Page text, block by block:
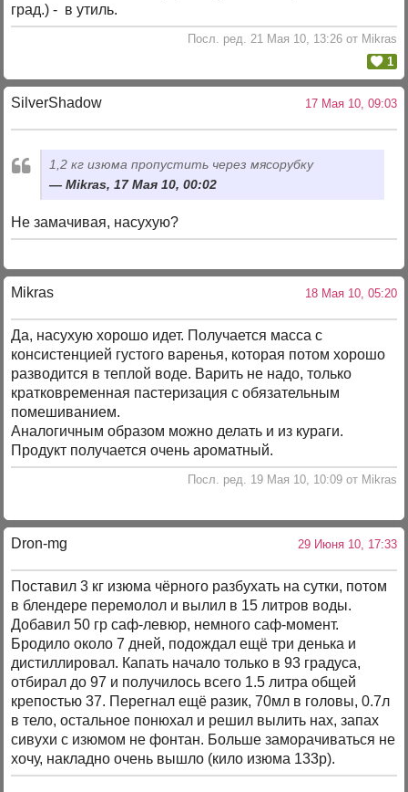
град.) - в утиль.
Посл. ред. 21 Мая 10, 13:26 от Mikras
1
SilverShadow 17 Мая 10, 09:03
1,2 кг изюма пропустить через мясорубку
Mikras, 17 Мая 10, 00:02
Не замачивая, насухую?
Mikras 18 Мая 10, 05:20
Да, насухую хорошо идет. Получается масса с
консистенцией густого варенья, которая потом хорошо
разводится в теплой воде. Варить не надо, только
кратковременная пастеризация с обязательным
помешиванием.
Аналогичным образом можно делать и из кураги.
Продукт получается очень ароматный.
Посл. ред. 19 Мая 10, 10:09 от Mikras
Dron-mg 29 Июня 10, 17:33
Поставил 3 кг изюма чёрного разбухать на сутки, потом
в блендере перемолол и вылил в 15 литров воды.
Добавил 50 гр саф-левюр, немного саф-момент.
Бродило около 7 дней, подождал ещё три денька и
дистиллировал. Капать начало только в 93 градуса,
отбирал до 97 и получилось всего 1.5 литра общей
крепостью 37. Перегнал ещё разик, 70мл в головы, 0.7л
в тело, остальное понюхал и решил вылить нах, запах
сивухи с изюмом не фонтан. Больше заморачиваться не
хочу, накладно очень вышло (кило изюма 133р).